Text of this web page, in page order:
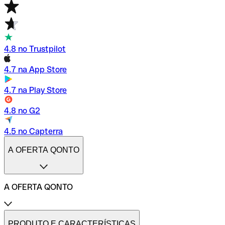
4.8 no Trustpilot
4.7 na App Store
4.7 na Play Store
4.8 no G2
4.5 no Capterra
A OFERTA QONTO
A OFERTA QONTO
Tarifas